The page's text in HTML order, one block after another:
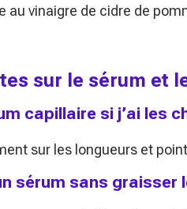
au vinaigre de cidre de
sur le sérum et
capillaire si j’ai les
sur les longueurs et
sérum sans graisser